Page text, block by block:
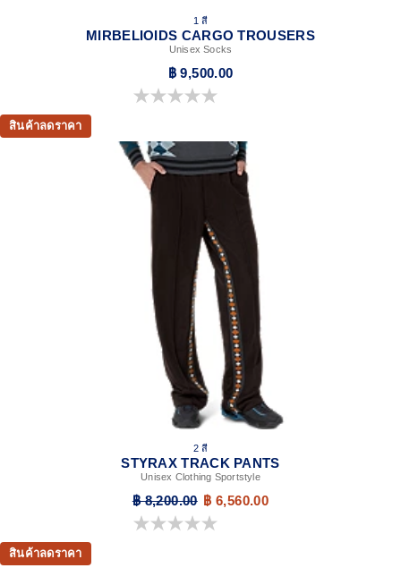
1 สี
MIRBELIOIDS CARGO TROUSERS
Unisex Socks
฿ 9,500.00
0.0 จาก 5 ดาว
สินค้าลดราคา
2 สี
STYRAX TRACK PANTS
Unisex Clothing Sportstyle
฿ 8,200.00 ฿ 6,560.00
0.0 จาก 5 ดาว
สินค้าลดราคา